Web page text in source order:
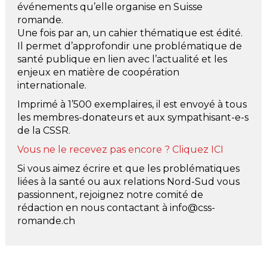
événements qu’elle organise en Suisse
romande.
Une fois par an, un cahier thématique est édité.
Il permet d’approfondir une problématique de
santé publique en lien avec l’actualité et les
enjeux en matière de coopération
internationale.
Imprimé à 1’500 exemplaires, il est envoyé à tous
les membres-donateurs et aux sympathisant-e-s
de la CSSR.
Vous ne le recevez pas encore ? Cliquez ICI
Si vous aimez écrire et que les problématiques
liées à la santé ou aux relations Nord-Sud vous
passionnent, rejoignez notre comité de
rédaction en nous contactant à info@css-
romande.ch